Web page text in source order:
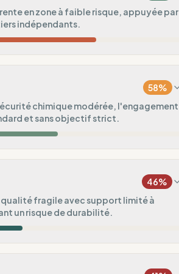
en zone à faible risque, appuyée par
indépendants.
%
58%
chimique modérée, l'engagement
et sans objectif strict.
46%
qualité fragile avec support limité à
un risque de durabilité.